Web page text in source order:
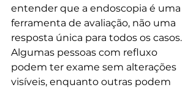
entender que a endoscopia é uma
ferramenta de avaliação, não uma
resposta única para todos os casos.
Algumas pessoas com refluxo
podem ter exame sem alterações
visíveis, enquanto outras podem